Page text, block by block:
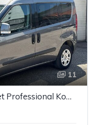
11
Fiat Doblò Doblo 1,6 MultiJet Professional Kombi / Family Van